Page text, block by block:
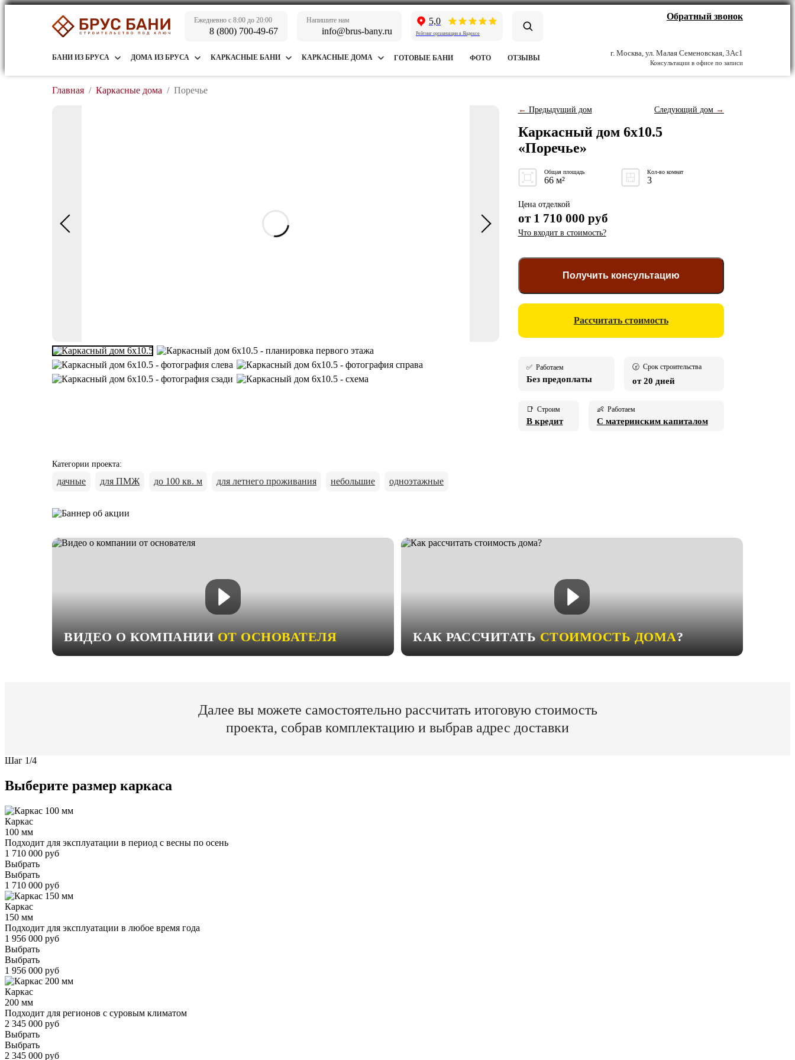
Ежедневно с 8:00 до 20:00
8 (800) 700-49-67
Напишите нам
info@brus-bany.ru
5,0
Рейтинг организации в Яндексе
Обратный звонок
БАНИ ИЗ БРУСА ДОМА ИЗ БРУСА КАРКАСНЫЕ БАНИ КАРКАСНЫЕ ДОМА ГОТОВЫЕ БАНИ ФОТО ОТЗЫВЫ
г. Москва, ул. Малая Семеновская, 3Ас1
Консультации в офисе по записи
Главная / Каркасные дома / Поречье
← Предыдущий дом Следующий дом →
Каркасный дом 6x10.5
«Поречье»
Общая площадь
66 м²
Кол-во комнат
3
Цена отделкой
от 1 710 000 руб
Что входит в стоимость?
Получить консультацию
Рассчитать стоимость
✅ Работаем
Без предоплаты
🕝 Срок строительства
от 20 дней
📑 Строим
В кредит
👶 Работаем
С материнским капиталом
Категории проекта:
дачные для ПМЖ до 100 кв. м для летнего проживания небольшие одноэтажные
ВИДЕО О КОМПАНИИОТ ОСНОВАТЕЛЯ КАК РАССЧИТАТЬСТОИМОСТЬ ДОМА?
Далее вы можете самостоятельно рассчитать итоговую стоимость
проекта, собрав комплектацию и выбрав адрес доставки
Шаг 1/4
Выберите размер каркаса
Каркас
100 мм
Подходит для эксплуатации в период с весны по осень
1 710 000 руб
Выбрать
Выбрать
1 710 000 руб
Каркас
150 мм
Подходит для эксплуатации в любое время года
1 956 000 руб
Выбрать
Выбрать
1 956 000 руб
Каркас
200 мм
Подходит для регионов с суровым климатом
2 345 000 руб
Выбрать
Выбрать
2 345 000 руб